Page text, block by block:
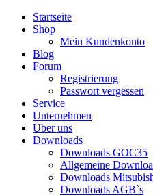
Startseite
Shop
Mein Kundenkonto
Blog
Forum
Registrierung
Passwort vergessen
Service
Unternehmen
Über uns
Downloads
Downloads GOC35
Allgemeine
Downloads
Downloads AGB`s